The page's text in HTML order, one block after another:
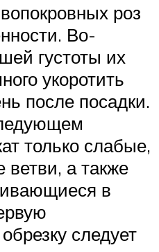
роз
Во-
густоты их
укоротить
после посадки.
только слабые,
а также
в
следует